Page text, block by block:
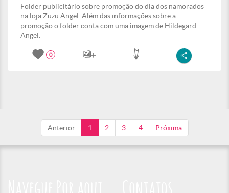
Folder publicitário sobre promoção do dia dos namorados
na loja Zuzu Angel. Além das informações sobre a
promoção o folder conta com uma imagem de Hildegard
Angel.
0
Anterior 1 2 3 4 Próxima